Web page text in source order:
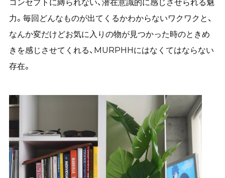
コンセプトに縛られない、潜在意識的に感じさせられる魅
力。毎回どんなものが出てくるかわからないワクワクと、
なんか変だけどお気に入りの物が見つかった時のときめ
きを感じさせてくれる、MURPHHにはなくてはならない
存在。